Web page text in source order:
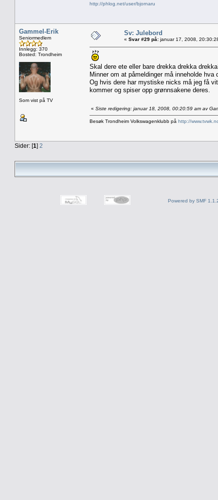
http://phlog.net/user/bjornaru
Gammel-Erik
Seniormedlem
Innlegg: 370
Bosted: Trondheim
Som vist på TV
Sv: Julebord
« Svar #29 på: januar 17, 2008,
Skal dere ete eller bare drekka drekka
Minner om at påmeldinger må inneholde
Og hvis dere har mystiske nicks må jeg få
kommer og spiser opp grønnsakene deres.
« Siste redigering: januar 18, 2008, 00:20:59 am av
Besøk Trondheim Volkswagenklubb på http://
Sider: [1] 2
Powered by SMF